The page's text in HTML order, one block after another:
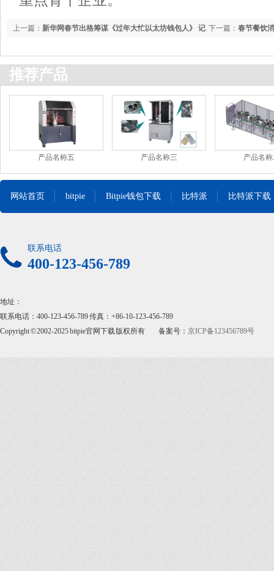
下一篇： 春节餐饮
上一篇： 新华网春节出格筹谋《过年大忙以太坊钱包人》 记
推荐产品
产品名称五 产品名称三 产品名
网站首页 bitpie Bitpie钱包下载 比特派 比特派下载
联系电话
400-123-456-789
地址：
联系电话：400-123-456-789 传真：+86-10-123-456-789
Copyright © 2002-2025 bitpie官网下载 版权所有
备案号： 京ICP备123456789号